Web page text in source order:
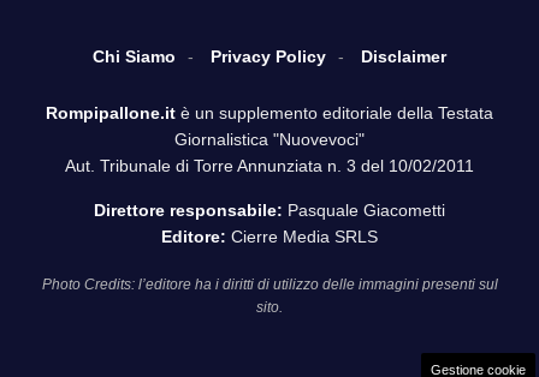
Chi Siamo Privacy Policy Disclaimer
Rompipallone.it è un supplemento editoriale della Testata
Giornalistica "Nuovevoci"
Aut. Tribunale di Torre Annunziata n. 3 del 10/02/2011
Direttore responsabile: Pasquale Giacometti
Editore: Cierre Media SRLS
Photo Credits: l’editore ha i diritti di utilizzo delle immagini presenti sul
sito.
Gestione cookie